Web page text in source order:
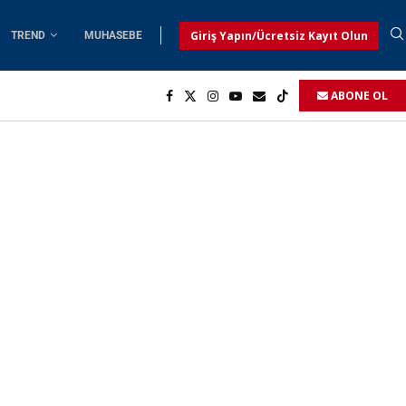
TREND MUHASEBE Giriş Yapın/Ücretsiz Kayıt Olun
ABONE OL